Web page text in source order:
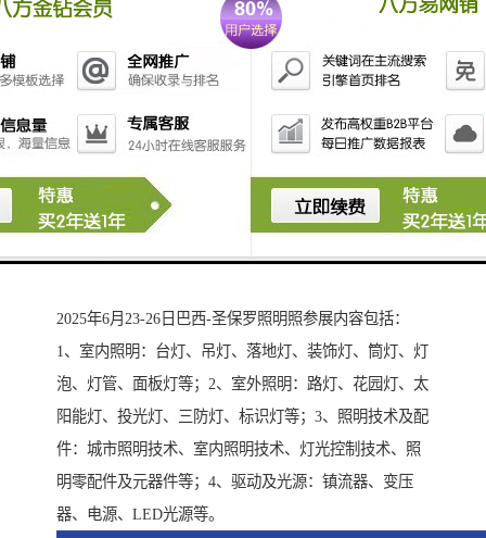
2025年6月23-26日巴西-圣保罗照明照参展内容包括：
1、室内照明：台灯、吊灯、落地灯、装饰灯、筒灯、灯
泡、灯管、面板灯等；2、室外照明：路灯、花园灯、太
阳能灯、投光灯、三防灯、标识灯等；3、照明技术及配
件：城市照明技术、室内照明技术、灯光控制技术、照
明零配件及元器件等；4、驱动及光源：镇流器、变压
器、电源、LED光源等。